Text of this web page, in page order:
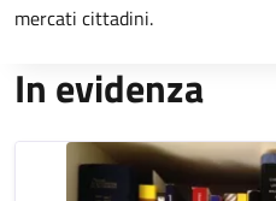
mercati cittadini.
In evidenza